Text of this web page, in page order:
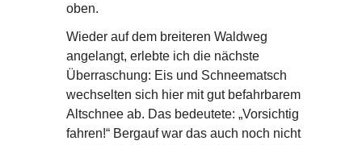
oben.
Wieder auf dem breiteren Waldweg
angelangt, erlebte ich die nächste
Überraschung: Eis und Schneematsch
wechselten sich hier mit gut befahrbarem
Altschnee ab. Das bedeutete: „Vorsichtig
fahren!“ Bergauf war das auch noch nicht